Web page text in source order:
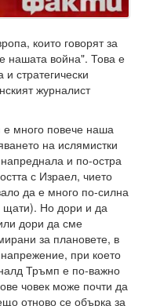
които говорят за
нашата война". Това е
стратегически
журналист
много повече наша
на ислямистки
и по-остра
с Израел, чието
да е много по-силна
щати). Но дори и да
дори да сме
за плановете, в
при което
Тръмп е по-важно
човек може почти да
отново се обърка за